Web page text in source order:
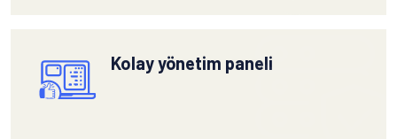
Kolay yönetim paneli